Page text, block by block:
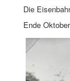
Die
Ende